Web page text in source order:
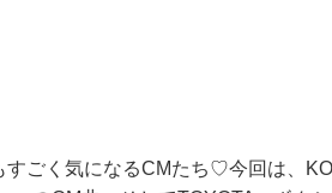
すごく気になるCMたち♡今回は、